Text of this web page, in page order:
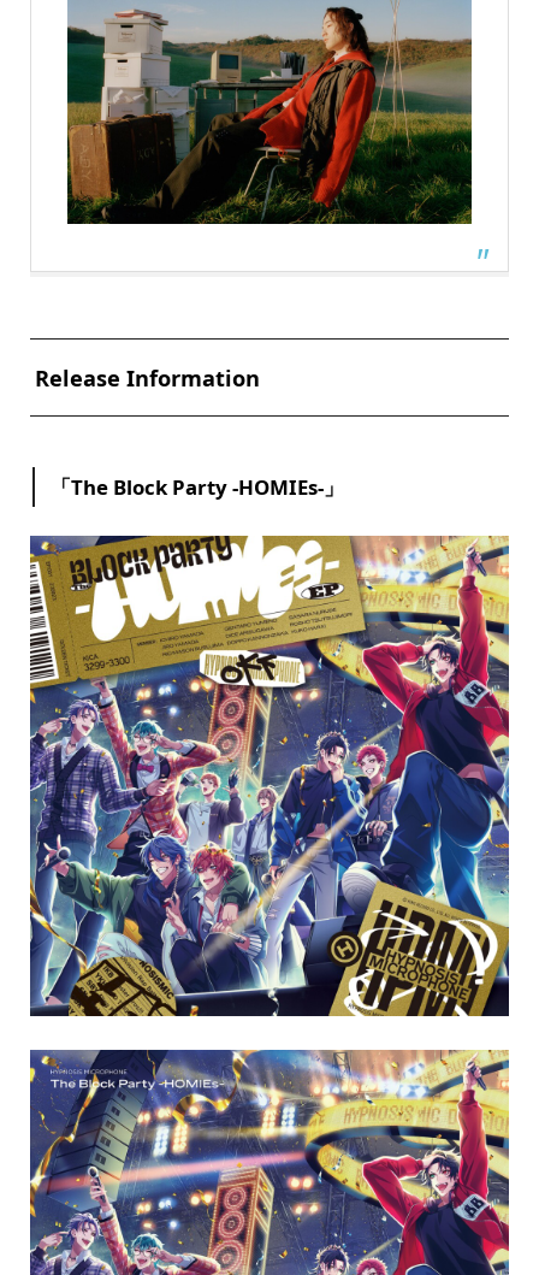
Release Information
「The Block Party -HOMIEs-」